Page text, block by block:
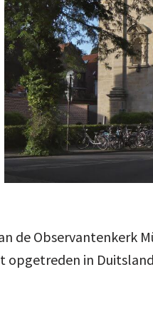
de Observantenkerk
opgetreden in